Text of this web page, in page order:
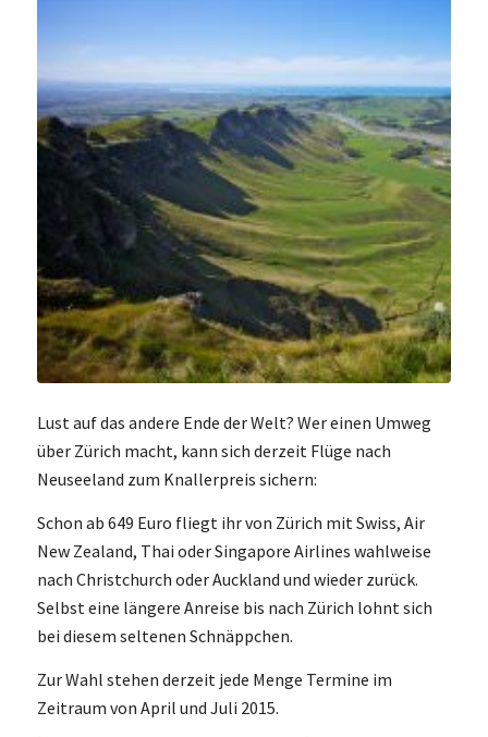
Lust auf das andere Ende der Welt? Wer einen Umweg
über Zürich macht, kann sich derzeit Flüge nach
Neuseeland zum Knallerpreis sichern:
Schon ab 649 Euro fliegt ihr von Zürich mit Swiss, Air
New Zealand, Thai oder Singapore Airlines wahlweise
nach Christchurch oder Auckland und wieder zurück.
Selbst eine längere Anreise bis nach Zürich lohnt sich
bei diesem seltenen Schnäppchen.
Zur Wahl stehen derzeit jede Menge Termine im
Zeitraum von April und Juli 2015.